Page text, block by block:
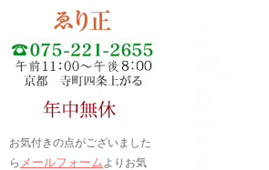
お気付きの点がございました
ら メールフォームよりお気